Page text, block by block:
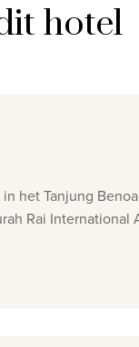
hotel
het Tanjung
Rai